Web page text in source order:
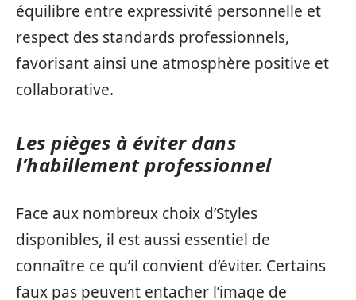
équilibre entre expressivité personnelle et
respect des standards professionnels,
favorisant ainsi une atmosphère positive et
collaborative.
Les pièges à éviter dans
l’habillement professionnel
Face aux nombreux choix d’Styles
disponibles, il est aussi essentiel de
connaître ce qu’il convient d’éviter. Certains
faux pas peuvent entacher l’image de